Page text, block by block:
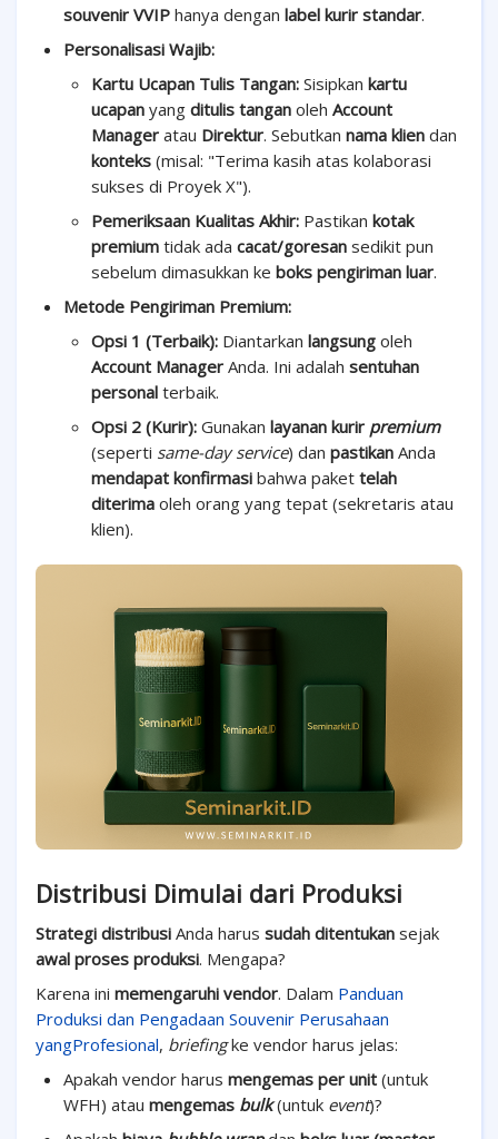
souvenir VVIP hanya dengan label kurir standar.
Personalisasi Wajib:
Kartu Ucapan Tulis Tangan: Sisipkan kartu
ucapan yang ditulis tangan oleh Account
Manager atau Direktur. Sebutkan nama klien dan
konteks (misal: "Terima kasih atas kolaborasi
sukses di Proyek X").
Pemeriksaan Kualitas Akhir: Pastikan kotak
premium tidak ada cacat/goresan sedikit pun
sebelum dimasukkan ke boks pengiriman luar.
Metode Pengiriman Premium:
Opsi 1 (Terbaik): Diantarkan langsung oleh
Account Manager Anda. Ini adalah sentuhan
personal terbaik.
Opsi 2 (Kurir): Gunakan layanan kurir premium
(seperti same-day service) dan pastikan Anda
mendapat konfirmasi bahwa paket telah
diterima oleh orang yang tepat (sekretaris atau
klien).
Distribusi Dimulai dari Produksi
Strategi distribusi Anda harus sudah ditentukan sejak
awal proses produksi. Mengapa?
Karena ini memengaruhi vendor. Dalam Panduan
Produksi dan Pengadaan Souvenir Perusahaan
yangProfesional, briefingke vendor harus jelas:
Apakah vendor harus mengemas per unit (untuk
WFH) atau mengemas bulk(untuk event)?